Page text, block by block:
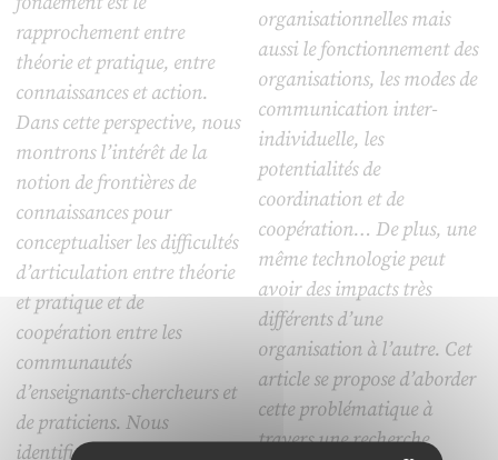
rapprochement entre
théorie et pratique, entre
connaissances et action.
Dans cette perspective, nous
montrons l’intérêt de la
notion de frontières de
connaissances pour
conceptualiser les difficultés
d’articulation entre théorie
et pratique et de
coopération entre les
communautés
d’enseignants-chercheurs et
de praticiens. Nous
identifions trois types de
organisationnelles mais
aussi le fonctionnement des
organisations, les modes de
communication inter-
individuelle, les
potentialités de
coordination et de
coopération… De plus, une
même technologie peut
avoir des impacts très
différents d’une
organisation à l’autre. Cet
article se propose d’aborder
cette problématique à
travers une recherche